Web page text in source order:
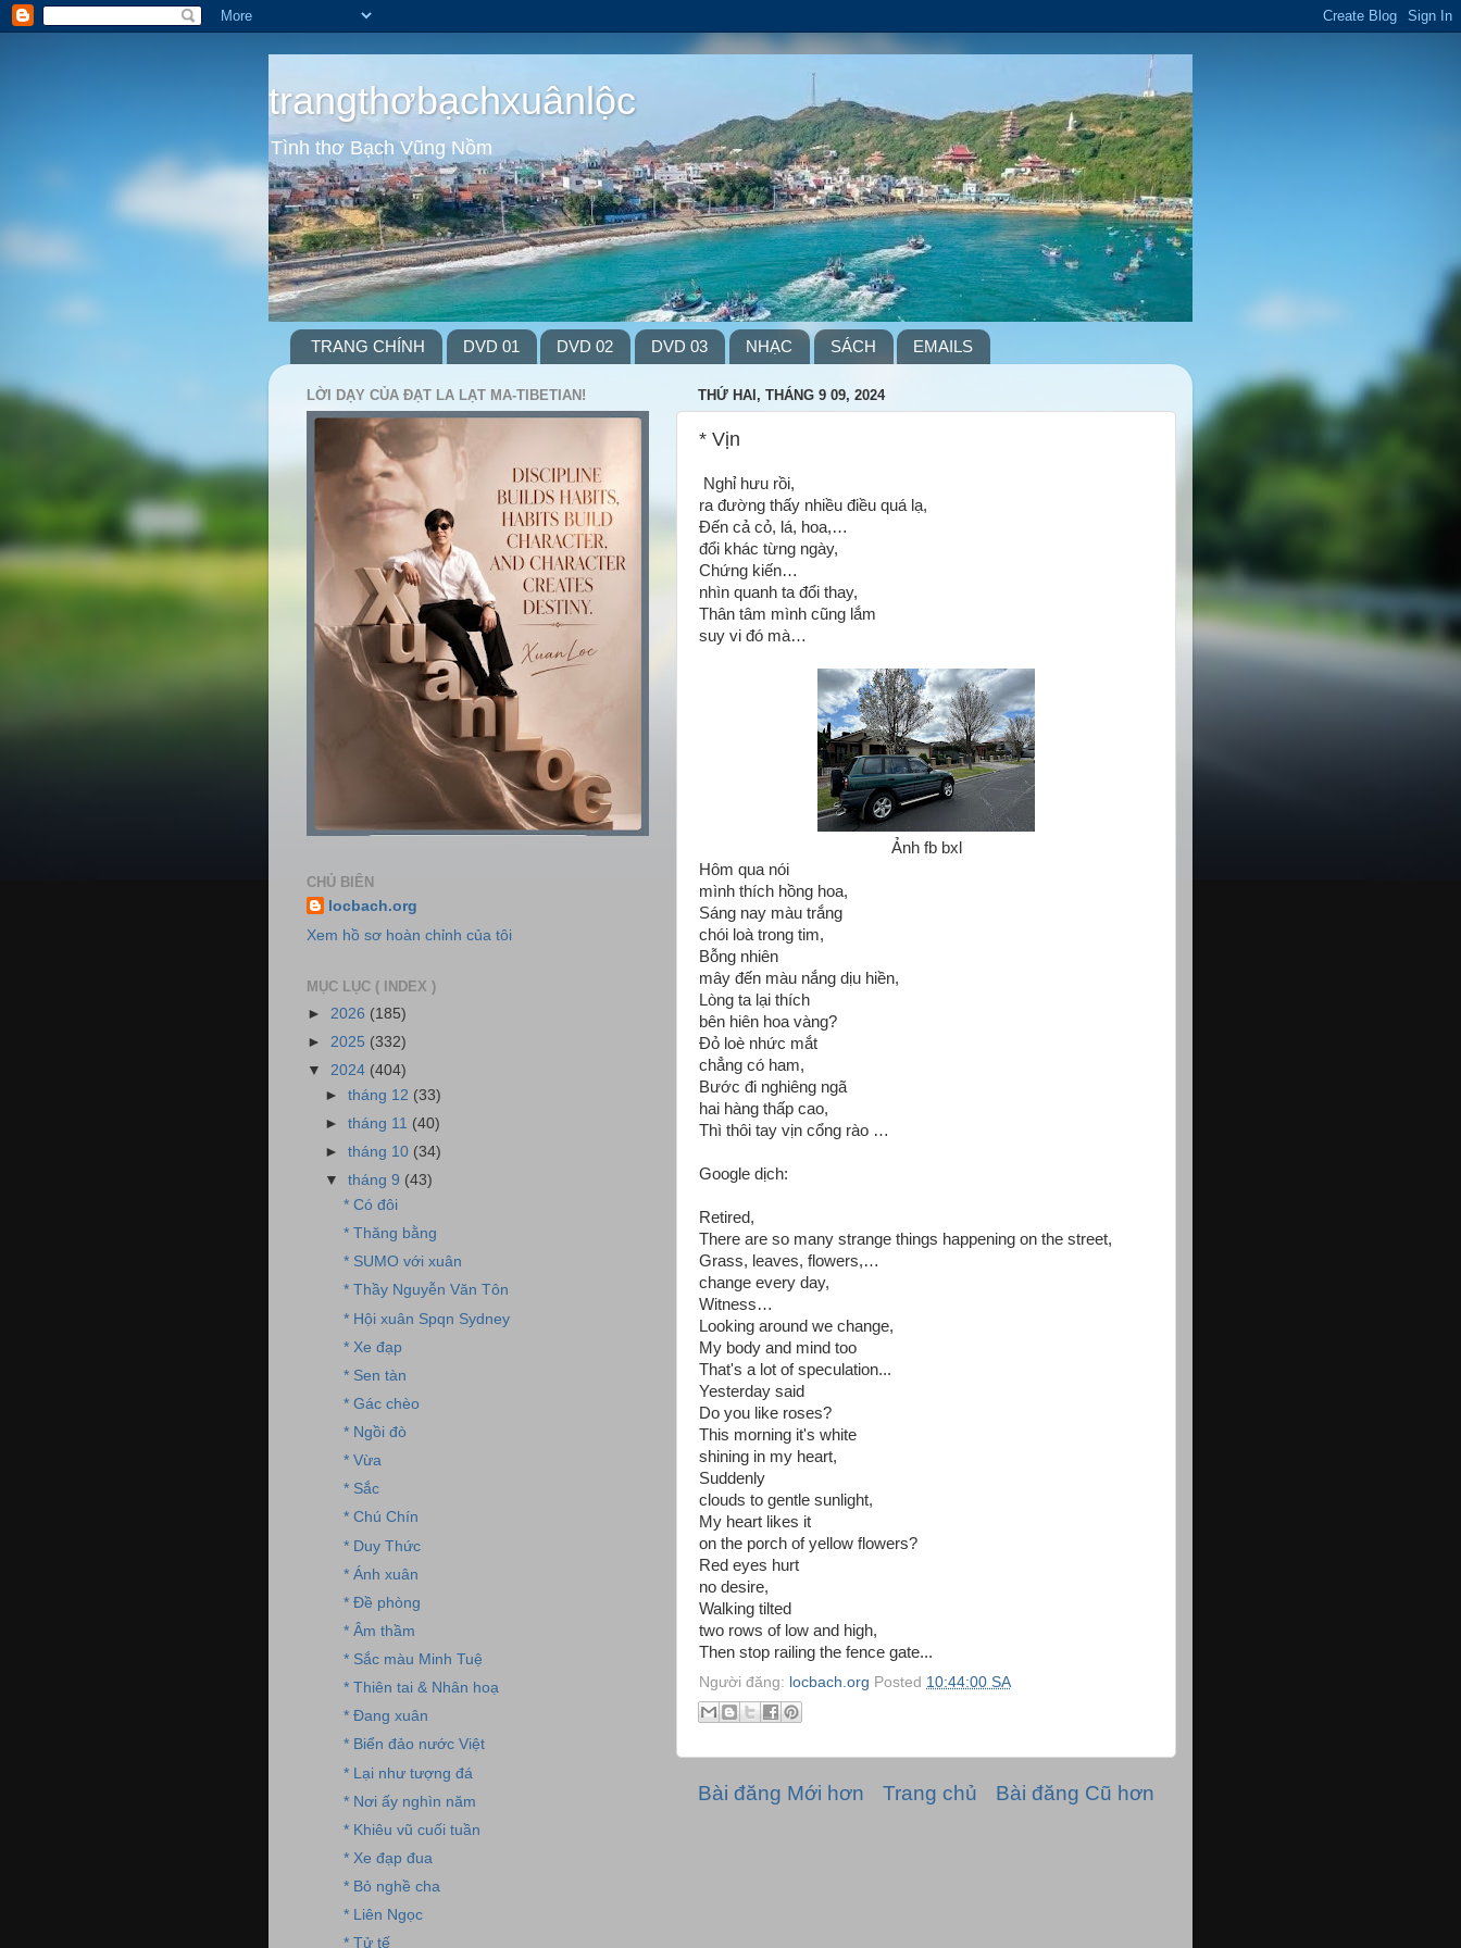
trangthơbạchxuânlộc
Tình thơ Bạch Vũng Nồm
TRANG CHÍNH DVD 01 DVD 02 DVD 03 NHẠC SÁCH EMAILS
THỨ HAI, THÁNG 9 09, 2024
* Vịn
Nghỉ hưu rồi,
ra đường thấy nhiều điều quá lạ,
Đến cả cỏ, lá, hoa,…
đổi khác từng ngày,
Chứng kiến…
nhìn quanh ta đổi thay,
Thân tâm mình cũng lắm
suy vi đó mà…
Ảnh fb bxl
Hôm qua nói
mình thích hồng hoa,
Sáng nay màu trắng
chói loà trong tim,
Bỗng nhiên
mây đến màu nắng dịu hiền,
Lòng ta lại thích
bên hiên hoa vàng?
Đỏ loè nhức mắt
chẳng có ham,
Bước đi nghiêng ngã
hai hàng thấp cao,
Thì thôi tay vịn cổng rào …
Google dịch:
Retired,
There are so many strange things happening on the street,
Grass, leaves, flowers,…
change every day,
Witness…
Looking around we change,
My body and mind too
That's a lot of speculation...
Yesterday said
Do you like roses?
This morning it's white
shining in my heart,
Suddenly
clouds to gentle sunlight,
My heart likes it
on the porch of yellow flowers?
Red eyes hurt
no desire,
Walking tilted
two rows of low and high,
Then stop railing the fence gate...
Người đăng: locbach.org Posted 10:44:00 SA
Bài đăng Mới hơn Bài đăng Cũ hơn
Trang chủ
LỜI DẠY CỦA ĐẠT LA LẠT MA-TIBETIAN!
CHỦ BIÊN
locbach.org
Xem hồ sơ hoàn chỉnh của tôi
MỤC LỤC ( INDEX )
► 2026 (185)
► 2025 (332)
▼ 2024 (404)
►tháng 12 (33)
►tháng 11 (40)
►tháng 10 (34)
▼tháng 9 (43)
* Có đôi
* Thăng bằng
* SUMO với xuân
* Thầy Nguyễn Văn Tôn
* Hội xuân Spqn Sydney
* Xe đạp
* Sen tàn
* Gác chèo
* Ngồi đò
* Vừa
* Sắc
* Chú Chín
* Duy Thức
* Ánh xuân
* Đề phòng
* Âm thầm
* Sắc màu Minh Tuệ
* Thiên tai & Nhân hoạ
* Đang xuân
* Biển đảo nước Việt
* Lại như tượng đá
* Nơi ấy nghìn năm
* Khiêu vũ cuối tuần
* Xe đạp đua
* Bỏ nghề cha
* Liên Ngọc
* Tử tế